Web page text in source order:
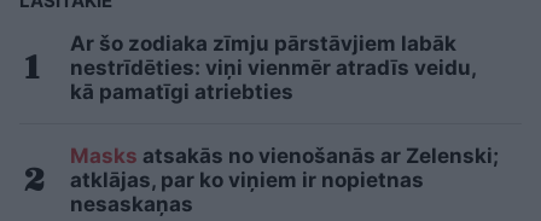
Ar šo zodiaka zīmju pārstāvjiem labāk
nestrīdēties: viņi vienmēr atradīs veidu,
kā pamatīgi atriebties
Masks atsakās no vienošanās ar Zelenski;
atklājas, par ko viņiem ir nopietnas
nesaskaņas